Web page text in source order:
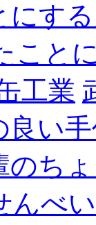
にす
こと
工業
い
のち
んべい